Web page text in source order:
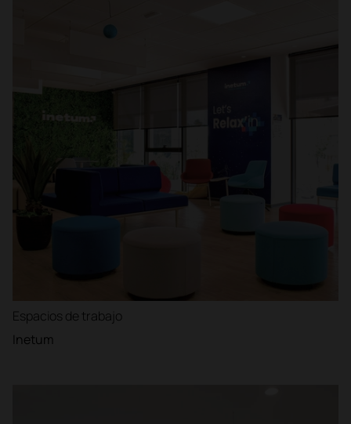
Espacios de trabajo
Inetum